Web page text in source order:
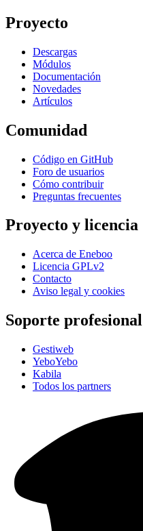
Proyecto
Descargas
Módulos
Documentación
Novedades
Artículos
Comunidad
Código en GitHub
Foro de usuarios
Cómo contribuir
Preguntas frecuentes
Proyecto y licencia
Acerca de Eneboo
Licencia GPLv2
Contacto
Aviso legal y cookies
Soporte profesional
Gestiweb
YeboYebo
Kabila
Todos los partners